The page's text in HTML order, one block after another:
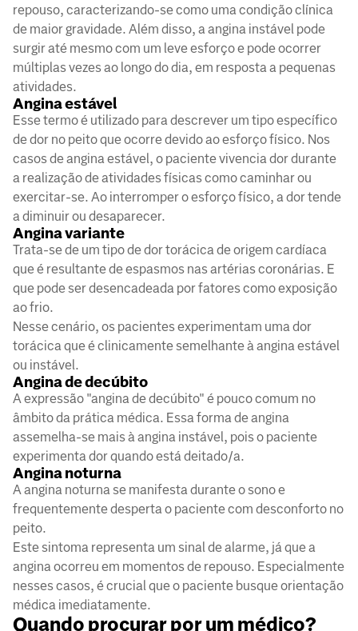
repouso, caracterizando-se como uma condição clínica
de maior gravidade. Além disso, a angina instável pode
surgir até mesmo com um leve esforço e pode ocorrer
múltiplas vezes ao longo do dia, em resposta a pequenas
atividades.
Angina estável
Esse termo é utilizado para descrever um tipo específico
de dor no peito que ocorre devido ao esforço físico. Nos
casos de angina estável, o paciente vivencia dor durante
a realização de atividades físicas como caminhar ou
exercitar-se. Ao interromper o esforço físico, a dor tende
a diminuir ou desaparecer.
Angina variante
Trata-se de um tipo de dor torácica de origem cardíaca
que é resultante de espasmos nas artérias coronárias. E
que pode ser desencadeada por fatores como exposição
ao frio.
Nesse cenário, os pacientes experimentam uma dor
torácica que é clinicamente semelhante à angina estável
ou instável.
Angina de decúbito
A expressão "angina de decúbito" é pouco comum no
âmbito da prática médica. Essa forma de angina
assemelha-se mais à angina instável, pois o paciente
experimenta dor quando está deitado/a.
Angina noturna
A angina noturna se manifesta durante o sono e
frequentemente desperta o paciente com desconforto no
peito.
Este sintoma representa um sinal de alarme, já que a
angina ocorreu em momentos de repouso. Especialmente
nesses casos, é crucial que o paciente busque orientação
médica imediatamente.
Quando procurar por um médico?